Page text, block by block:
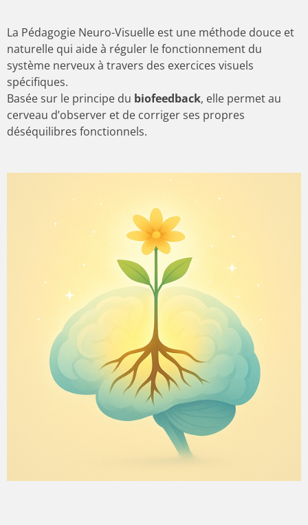
La Pédagogie Neuro-Visuelle est une méthode douce et
naturelle qui aide à réguler le fonctionnement du
système nerveux à travers des exercices visuels
spécifiques.
Basée sur le principe du biofeedback, elle permet au
cerveau d’observer et de corriger ses propres
déséquilibres fonctionnels.